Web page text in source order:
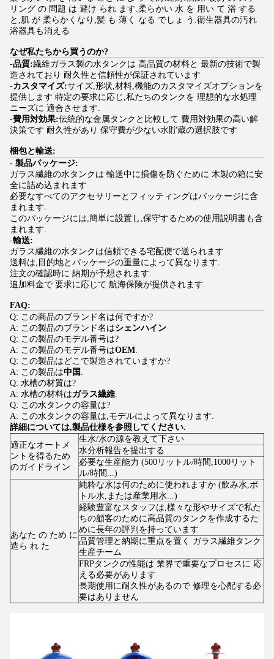
リング の 問題 は 避け られ ます.柔らかい 水 を 用い て 浴 する
と,肌 が 柔らかくなり,髪 も 薄く なる でしょ う.衛生器具の汚れ
浴器具も消える
なぜ私たちから買うのか?
-品質:繊維ガラス製の水タンクは 高品質の材料と 最新の技術で製
造されており 耐久性と信頼性が保証されています
-カスタマイズ:サイズ,形状,材料,機能のカスタマイズオプションを
提供します 特定の要求に応じ,私たちのタンクを 理想的な水処理
ニーズに 適合させます.
-費用対効果:伝統的な金属タンクと比較して 費用対効果の高い解
決策です 耐久性があり 保守費が少ない水貯蔵の選択肢です
梱包と輸送:
- 製品パッケージ:
ガラス繊維の水タンクは 輸送中に損傷を防ぐために 木製の箱に安
全に詰め込まれます
必要なすべてのアクセサリーとフィッティングはパッケージに含
まれます.
このパッケージには,簡単に設置し,保守するための使用説明書も含
まれます.
-輸送:
ガラス繊維の水タンクは信頼できる宅配便で送られます
送料は,目的地とパッケージの重量によって異なります.
注文の確認時に 納期が予想されます.
追加料金で 要求に応じて 航海保険が提供されます.
FAQ:
Q: この商品のブランド名は何ですか?
A: この製品のブランド名はシェンハイン
Q: この製品のモデル番号は?
A: この製品のモデル番号はOEM.
Q: この製品はどこで製造されていますか?
A: この製品は中国 .
Q: 水槽の材質は?
A: 水槽の材料はガラス繊維.
Q: この水タンクの容量は?
A: この水タンクの容量は,モデルによって異なります.
詳細については,製品仕様を参照してください.
適正なオートメ
ントを得るため
のガイドライン
生水/水の源を教えて下さい
水分析報告を提出する
必要な生産能力 (500リットル/時間,1000リット
ル/時間...)
あなた の ため に
造ら れ た
純粋な水は何のために使われますか (飲み水,ボ
トル水,または産業用水...)
経験豊富なスタッフは,様々な形やサイズで私た
ちの顧客のために高品質のタンクを作成するた
めに長年の評判を持っています
品質管理と納期に重点を置く ガラス繊維タンク
生産チーム
FRPタンクの性能は 業界で重要なプロセスに 応
える必要があります
長期使用に耐久性があるので 修理を心配する必
要はありません